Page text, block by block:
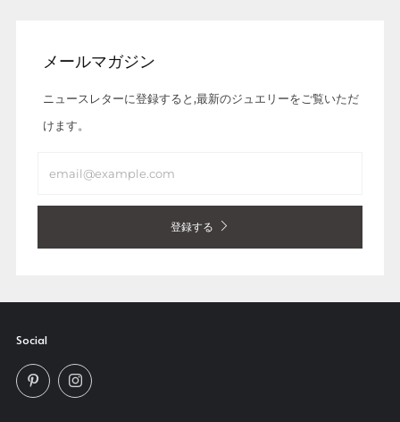
メールマガジン
ニュースレターに登録すると,最新のジュエリーをご覧いただ
けます。
登録する
Social
PinterestInstagram